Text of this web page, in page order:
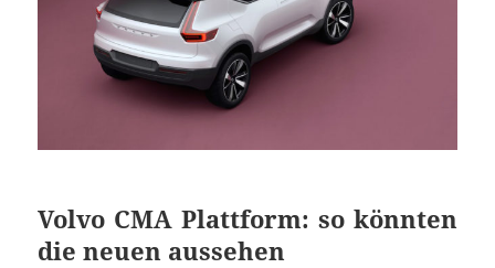
Volvo CMA Plattform: so könnten
die neuen aussehen